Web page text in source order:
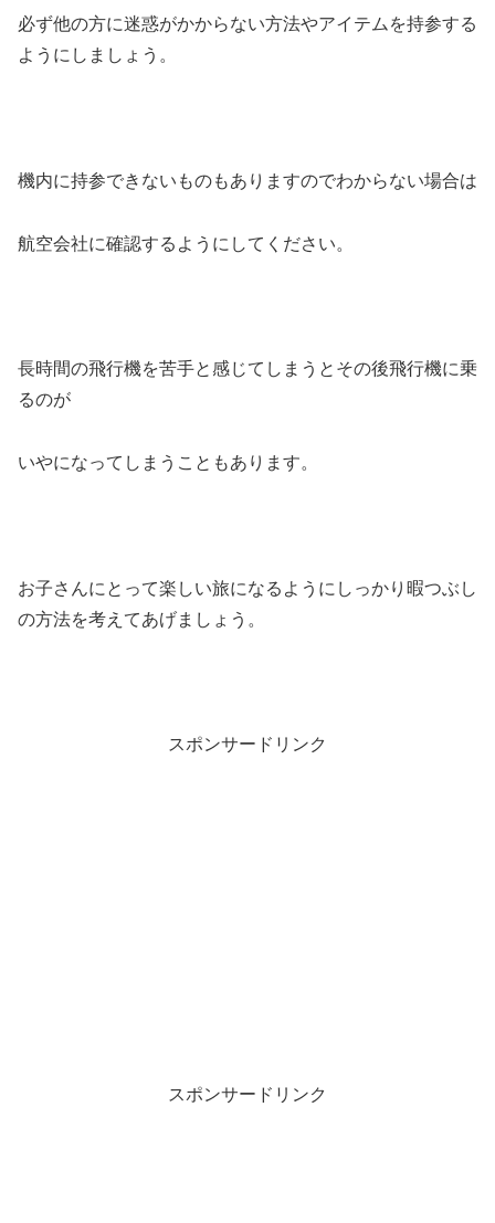
必ず他の方に迷惑がかからない方法やアイテムを持参する
ようにしましょう。
機内に持参できないものもありますのでわからない場合は
航空会社に確認するようにしてください。
長時間の飛行機を苦手と感じてしまうとその後飛行機に乗
るのが
いやになってしまうこともあります。
お子さんにとって楽しい旅になるようにしっかり暇つぶし
の方法を考えてあげましょう。
スポンサードリンク
スポンサードリンク